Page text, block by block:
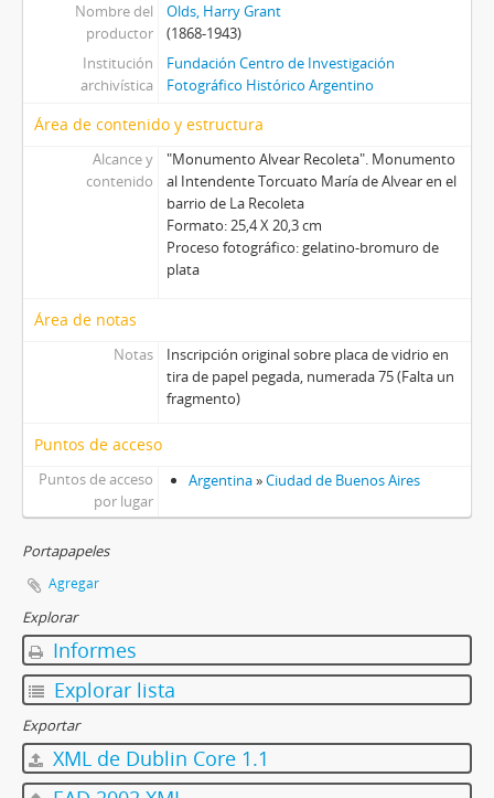
[Unidad documental simple] Foto 026, 1900-1905
[Unidad documental simple] Foto 027
[Unidad documental simple] Foto 028, 1900-1905
[Unidad documental simple] Foto 029, 1900-1905
[Unidad documental simple] Foto 030, 1900-1905
[Unidad documental simple] Foto 031, ca. 1901
[Unidad documental simple] Foto 032, 1900-1905
[Unidad documental simple] Foto 033, 1900-1905
[Unidad documental simple] Foto 034, 1900-1905
[Unidad documental simple] Foto 035, 1900-1905
[Unidad documental simple] Foto 039, 1900-1905
[Unidad documental simple] Foto 040, 1900-1905
[Unidad documental simple] Foto 043, 1900-1905
[Unidad documental simple] Foto 045, ca. 1901
[Unidad documental simple] Foto 051, ca. 1903
[Unidad documental simple] Foto 052, ca. 1901
[Unidad documental simple] Foto 054, ca. 1903
[Unidad documental simple] Foto 055, 1900-1905
Nombre del
productor
Olds, Harry Grant
(1868-1943)
Institución
archivística
Fundación Centro de Investigación
Fotográfico Histórico Argentino
Área de contenido y estructura
Alcance y
contenido
"Monumento Alvear Recoleta". Monumento
al Intendente Torcuato María de Alvear en el
barrio de La Recoleta
Formato: 25,4 X 20,3 cm
Proceso fotográfico: gelatino-bromuro de
plata
Área de notas
Notas
Inscripción original sobre placa de vidrio en
tira de papel pegada, numerada 75 (Falta un
fragmento)
Puntos de acceso
Puntos de acceso
por lugar
Argentina»Ciudad de Buenos Aires
Portapapeles
Agregar
Explorar
Informes
Explorar lista
Exportar
XML de Dublin Core 1.1